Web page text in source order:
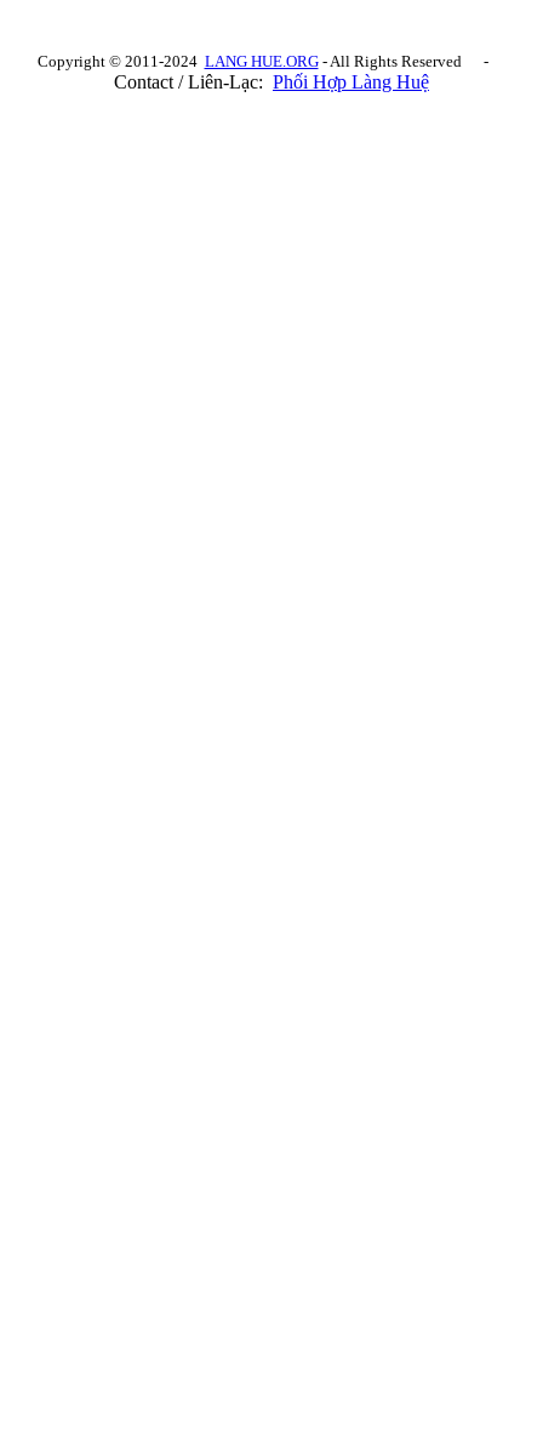
Copyright © 2011-2024 LANG HUE.ORG- All Rights Reserved -
Contact / Liên-Lạc: Phối Hợp Làng Huệ